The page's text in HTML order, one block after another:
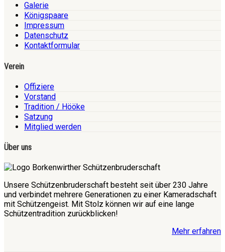
Galerie
Königspaare
Impressum
Datenschutz
Kontaktformular
Verein
Offiziere
Vorstand
Tradition / Hööke
Satzung
Mitglied werden
Über uns
Unsere Schützenbruderschaft besteht seit über 230 Jahre
und verbindet mehrere Generationen zu einer Kameradschaft
mit Schützengeist. Mit Stolz können wir auf eine lange
Schützentradition zurückblicken!
Mehr erfahren